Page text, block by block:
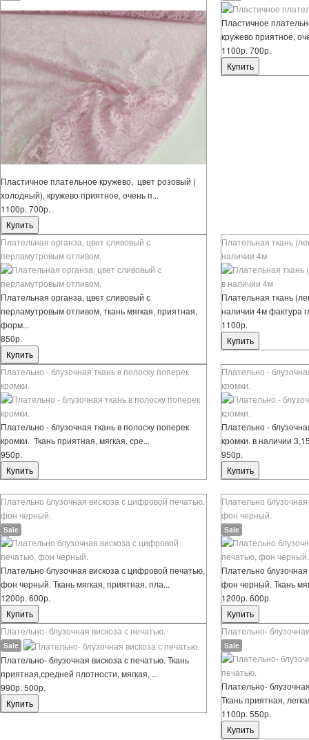
Пластичное плательное кружево, цвет розовый (
холодный), кружево приятное, очень п...
1100р. 700р.
Пластичное
кружево приятное,
1100р. 700р.
Плательная органза, цвет сливовый с
перламутровым отливом,
Плательная органза, цвет сливовый с
перламутровым отливом, ткань мягкая, приятная,
форм...
850р.
Плательная ткань
наличии 4м
Плательная ткань
наличии 4м фактура
1100р.
Плательно - блузочная ткань в полоску поперек
кромки.
Плательно - блузочная ткань в полоску поперек
кромки. Ткань приятная, мягкая, сре...
950р.
Плательно -
кромки.
Плательно -
кромки. в наличии
950р.
Плательно блузочная вискоза с цифровой печатью,
фон черный.
Sale
Плательно блузочная вискоза с цифровой печатью,
фон черный. Ткань мягкая, приятная, пла...
1200р. 600р.
Плательно
фон черный.
Sale
Плательно
фон черный. Ткань
1200р. 600р.
Плательно- блузочная вискоза с печатью.
Sale
Плательно- блузочная вискоза с печатью. Ткань
приятная,средней плотности, мягкая, ...
990р. 500р.
Плательно-
Sale
Плательно-
Ткань приятная,
1100р. 550р.